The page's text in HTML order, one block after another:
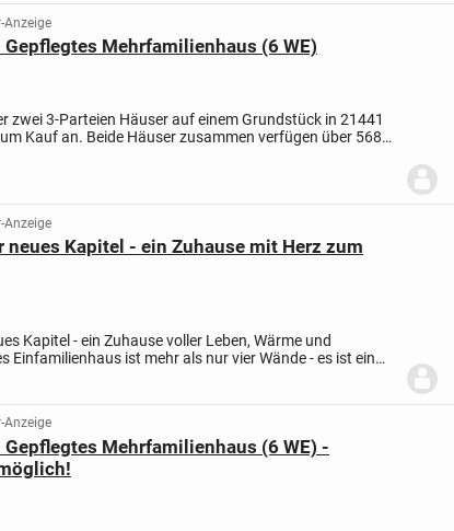
Anzeige
Mehrfamilienhaus (6 WE)
zwei 3-Parteien Häuser auf einem Grundstück in 21441
Kauf an. Beide Häuser zusammen verfügen über 568
Anzeige
neues Kapitel - ein Zuhause mit Herz zum
Kapitel - ein Zuhause voller Leben, Wärme und
Einfamilienhaus ist mehr als nur vier Wände - es ist ein
entstehen, Erinnerungen...
Anzeige
Mehrfamilienhaus (6 WE) -